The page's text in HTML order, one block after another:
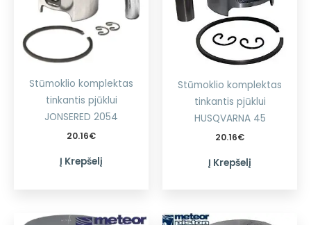
Stūmoklio komplektas
tinkantis pjūklui
JONSERED 2054
20.16€
Į Krepšelį
Stūmoklio komplektas
tinkantis pjūklui
HUSQVARNA 45
20.16€
Į Krepšelį